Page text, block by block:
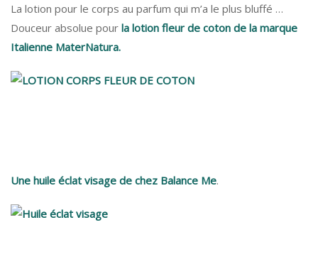
La lotion pour le corps au parfum qui m’a le plus bluffé …
Douceur absolue pour la lotion fleur de coton de la marque
Italienne MaterNatura.
Une huile éclat visage de chez Balance Me.